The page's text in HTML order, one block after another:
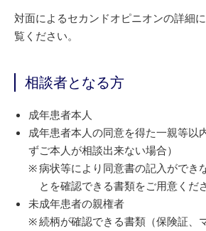
対面によるセカンドオピニオンの詳細
覧ください。
相談者となる方
成年患者本人
成年患者本人の同意を得た一親等以
ずご本人が相談出来ない場合）
病状等により同意書の記入ができ
とを確認できる書類をご用意くだ
未成年患者の親権者
続柄が確認できる書類（保険証、